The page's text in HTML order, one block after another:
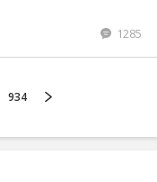
1285
934